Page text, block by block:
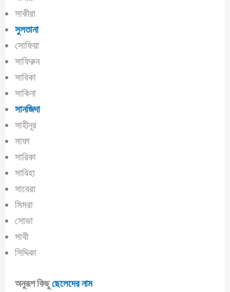
সাকীরা
সুলতানা
সোফিয়া
সাফিরুন
সাবিকা
সাকিনা
সানজিদা
সাহীনূর
সাফা
সারিকা
সাবিহা
সাবেরা
সিমরা
সোভা
সাথী
সিদ্দিকা
অনুরূপ কিছুছেলেদের নাম